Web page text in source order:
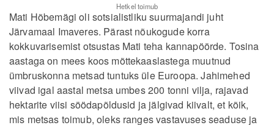
Hetkel toimub
Mati Hõbemägi oli sotsialistliku suurmajandi juht
Järvamaal Imaveres. Pärast nõukogude korra
kokkuvarisemist otsustas Mati teha kannapöörde. Tosina
aastaga on mees koos mõttekaaslastega muutnud
ümbruskonna metsad tuntuks üle Euroopa. Jahimehed
viivad igal aastal metsa umbes 200 tonni vilja, rajavad
hektarite viisi söödapõldusid ja jälgivad kiivalt, et kõik,
mis metsas toimub, oleks ranges vastavuses seaduse ja